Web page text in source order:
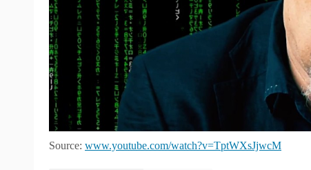
Source: www.youtube.com/watch?v=TptWXsJjwcM